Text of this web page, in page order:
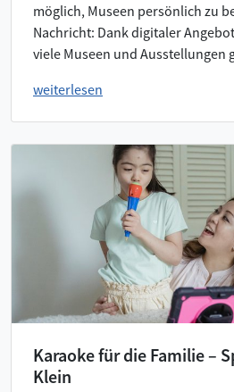
möglich, Museen persönlich zu
Nachricht: Dank digitaler
viele Museen und Ausstellungen
weiterlesen
Karaoke für die Familie –
Klein